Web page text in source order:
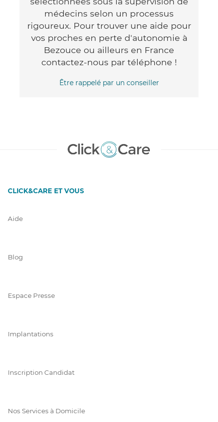
médecins selon un processus
rigoureux. Pour trouver une aide pour
vos proches en perte d'autonomie à
Bezouce ou ailleurs en France
contactez-nous par téléphone !
Être rappelé par un conseiller
CLICK&CARE ET VOUS
Aide
Blog
Espace Presse
Implantations
Inscription Candidat
Nos Services à Domicile